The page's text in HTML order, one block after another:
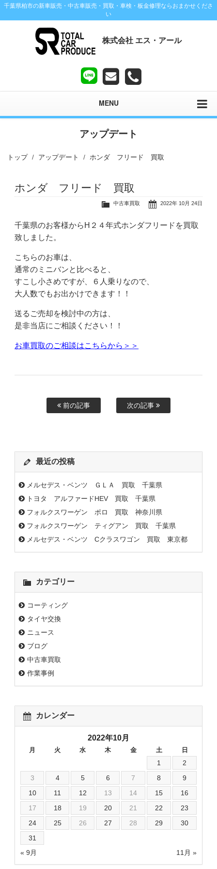
千葉県柏市の新車販売・中古車販売・買取・車検・板金修理ならおまかせくださ
い
株式会社 エス・アール
MENU
アップデート
トップ アップデート ホンダ フリード 買取
ホンダ フリード 買取
2022年 10月 24日
中古車買取
千葉県のお客様からH２４年式ホンダフリードを買取
致しました。
こちらのお車は、
通常のミニバンと比べると、
すこし小さめですが、６人乗りなので、
大人数でもお出かけできます！！
送るご売却を検討中の方は、
是非当店にご相談ください！！
お車買取のご相談はこちらから＞＞
前の記事 次の記事
最近の投稿
メルセデス・ベンツ ＧＬＡ 買取 千葉県
トヨタ アルファードHEV 買取 千葉県
フォルクスワーゲン ポロ 買取 神奈川県
フォルクスワーゲン ティグアン 買取 千葉県
メルセデス・ベンツ Cクラスワゴン 買取 東京都
カテゴリー
コーティング
タイヤ交換
ニュース
ブログ
中古車買取
作業事例
カレンダー
2022年10月
月 火 水 木 金 土 日
« 9月 11月 »
1
2
3
4 5 6 7 8
9
10
11 12 13 14 15
16
17
18 19 20 21 22
23
24
25 26 27 28 29
30
31